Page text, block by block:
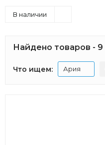
В наличии
Найдено товаров - 9
Что ищем: Ария